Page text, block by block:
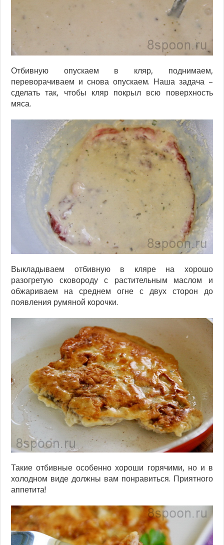
Отбивную опускаем в кляр, поднимаем,
переворачиваем и снова опускаем. Наша задача –
сделать так, чтобы кляр покрыл всю поверхность
мяса.
Выкладываем отбивную в кляре на хорошо
разогретую сковороду с растительным маслом и
обжариваем на среднем огне с двух сторон до
появления румяной корочки.
Такие отбивные особенно хороши горячими, но и в
холодном виде должны вам понравиться. Приятного
аппетита!